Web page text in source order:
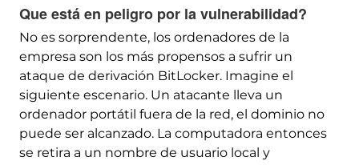
Que está en peligro por la vulnerabilidad?
No es sorprendente, los ordenadores de la
empresa son los más propensos a sufrir un
ataque de derivación BitLocker. Imagine el
siguiente escenario. Un atacante lleva un
ordenador portátil fuera de la red, el dominio no
puede ser alcanzado. La computadora entonces
se retira a un nombre de usuario local y